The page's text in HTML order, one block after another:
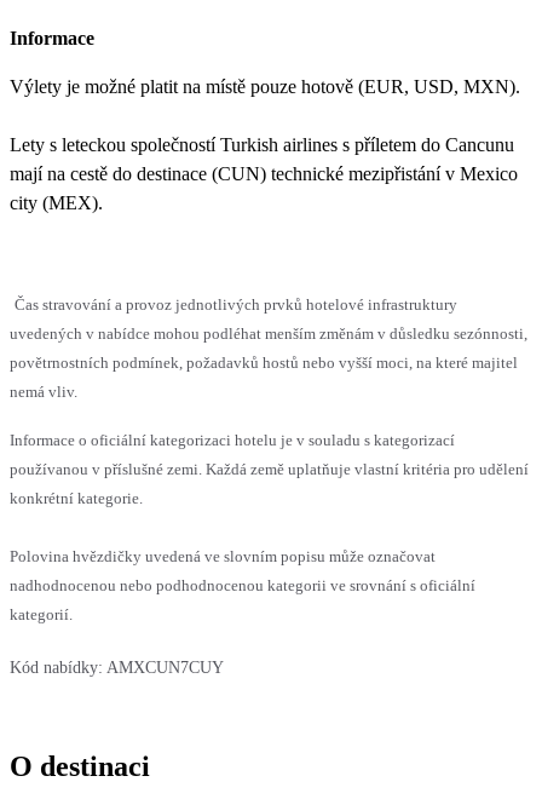
Informace
Výlety je možné platit na místě pouze hotově (EUR, USD, MXN).
Lety s leteckou společností Turkish airlines s příletem do Cancunu
mají na cestě do destinace (CUN) technické mezipřistání v Mexico
city (MEX).
Čas stravování a provoz jednotlivých prvků hotelové infrastruktury
uvedených v nabídce mohou podléhat menším změnám v důsledku sezónnosti,
povětrnostních podmínek, požadavků hostů nebo vyšší moci, na které majitel
nemá vliv.
Informace o oficiální kategorizaci hotelu je v souladu s kategorizací
používanou v příslušné zemi. Každá země uplatňuje vlastní kritéria pro udělení
konkrétní kategorie.
Polovina hvězdičky uvedená ve slovním popisu může označovat
nadhodnocenou nebo podhodnocenou kategorii ve srovnání s oficiální
kategorií.
Kód nabídky: AMXCUN7CUY
O destinaci